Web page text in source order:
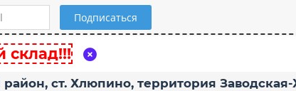
склад!!!
ст. Хлюпино, территория